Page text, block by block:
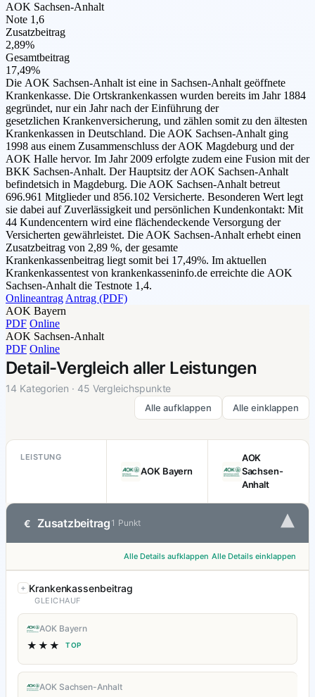
AOK Sachsen-Anhalt
Note 1,6
Zusatzbeitrag
2,89%
Gesamtbeitrag
17,49%
Die AOK Sachsen-Anhalt ist eine in Sachsen-Anhalt geöffnete
Krankenkasse. Die Ortskrankenkassen wurden bereits im Jahr 1884
gegründet, nur ein Jahr nach der Einführung der
gesetzlichen Krankenversicherung, und zählen somit zu den ältesten
Krankenkassen in Deutschland. Die AOK Sachsen-Anhalt ging
1998 aus einem Zusammenschluss der AOK Magdeburg und der
AOK Halle hervor. Im Jahr 2009 erfolgte zudem eine Fusion mit der
BKK Sachsen-Anhalt. Der Hauptsitz der AOK Sachsen-Anhalt
befindetsich in Magdeburg. Die AOK Sachsen-Anhalt betreut
696.961 Mitglieder und 856.102 Versicherte. Besonderen Wert legt
sie dabei auf Zuverlässigkeit und persönlichen Kundenkontakt: Mit
44 Kundencentern wird eine flächendeckende Versorgung der
Versicherten gewährleistet. Die AOK Sachsen-Anhalt erhebt einen
Zusatzbeitrag von 2,89 %, der gesamte
Krankenkassenbeitrag liegt somit bei 17,49%. Im aktuellen
Krankenkassentest von krankenkasseninfo.de erreichte die AOK
Sachsen-Anhalt die Testnote 1,4.
Onlineantrag Antrag (PDF)
AOK Bayern
PDF Online
AOK Sachsen-Anhalt
PDF Online
Detail-Vergleich aller Leistungen
14 Kategorien · 45 Vergleichspunkte
Alle aufklappen Alle einklappen
LEISTUNG
AOK Bayern
AOK
Sachsen-
Anhalt
€ Zusatzbeitrag 1 Punkt ▾
Alle Details aufklappen Alle Details einklappen
Krankenkassenbeitrag
GLEICHAUF
AOK Bayern
★★★ TOP
AOK Sachsen-Anhalt